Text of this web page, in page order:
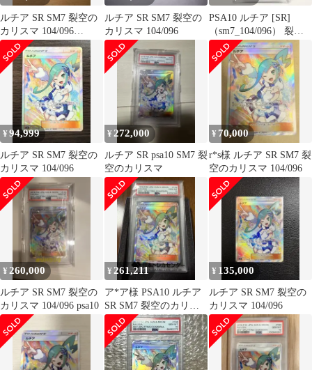
ルチア SR SM7 裂空の
カリスマ 104/096
PSA10⭐︎美品
ルチア SR SM7 裂空の
カリスマ 104/096
PSA10 ルチア [SR]
（sm7_104/096） 裂空
のカリスマ
¥94,999
ルチア SR SM7 裂空の
カリスマ 104/096
¥ 272,000
ルチア SR psa10 SM7 裂
空のカリスマ
¥ 70,000
r*s様 ルチア SR SM7 裂
空のカリスマ 104/096
¥ 260,000
ルチア SR SM7 裂空の
カリスマ 104/096 psa10
¥ 261,211
ア*ア様 PSA10 ルチア
SR SM7 裂空のカリス
マ 104/096
¥ 135,000
ルチア SR SM7 裂空の
カリスマ 104/096